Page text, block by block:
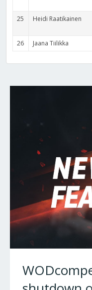
25 Heidi Raatikainen
26 Jaana Tiilikka